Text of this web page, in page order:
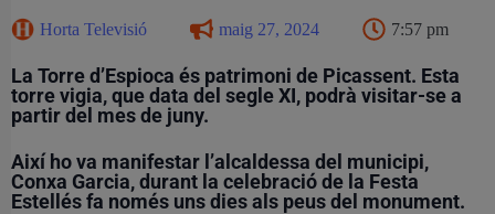
Horta Televisió maig 27, 2024 7:57 pm
La Torre d’Espioca és patrimoni de Picassent. Esta
torre vigia, que data del segle XI, podrà visitar-se a
partir del mes de juny.
Així ho va manifestar l’alcaldessa del municipi,
Conxa Garcia, durant la celebració de la Festa
Estellés fa només uns dies als peus del monument.